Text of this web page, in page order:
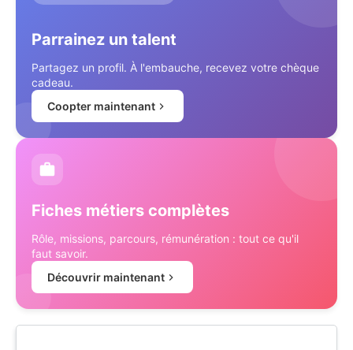
Parrainez un talent
Partagez un profil. À l'embauche, recevez votre chèque
cadeau.
Coopter maintenant
Fiches métiers complètes
Rôle, missions, parcours, rémunération : tout ce qu'il
faut savoir.
Découvrir maintenant